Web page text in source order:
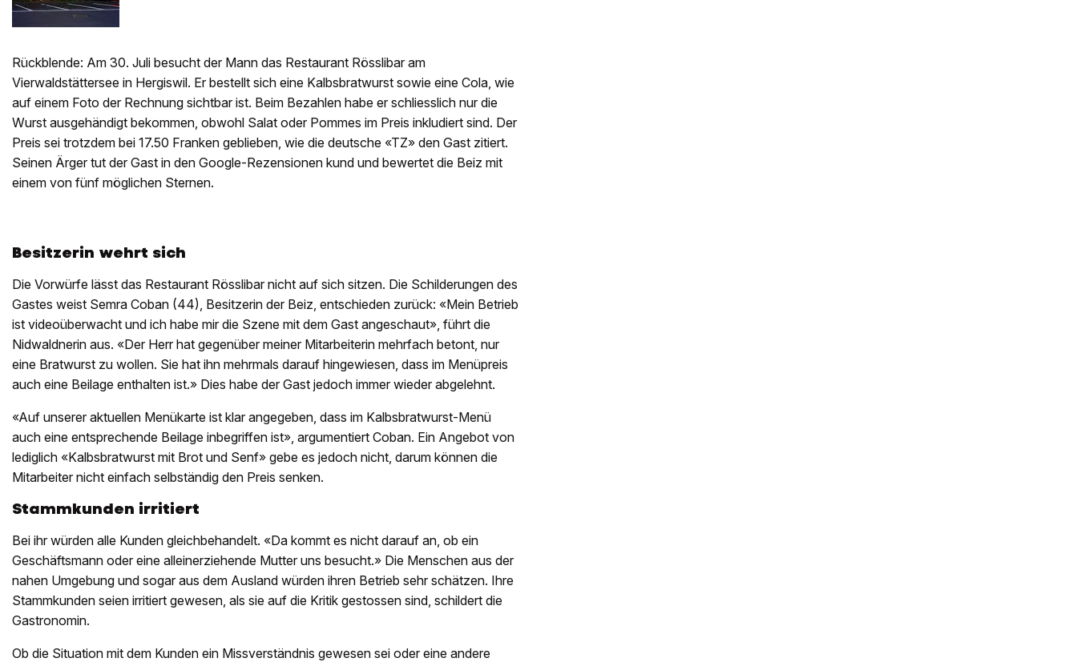
Rückblende: Am 30. Juli besucht der Mann das Restaurant Rösslibar am
Vierwaldstättersee in Hergiswil. Er bestellt sich eine Kalbsbratwurst sowie eine Cola, wie
auf einem Foto der Rechnung sichtbar ist. Beim Bezahlen habe er schliesslich nur die
Wurst ausgehändigt bekommen, obwohl Salat oder Pommes im Preis inkludiert sind. Der
Preis sei trotzdem bei 17.50 Franken geblieben, wie die deutsche «TZ» den Gast zitiert.
Seinen Ärger tut der Gast in den Google-Rezensionen kund und bewertet die Beiz mit
einem von fünf möglichen Sternen.
Besitzerin wehrt sich
Die Vorwürfe lässt das Restaurant Rösslibar nicht auf sich sitzen. Die Schilderungen des
Gastes weist Semra Coban (44), Besitzerin der Beiz, entschieden zurück: «Mein Betrieb
ist videoüberwacht und ich habe mir die Szene mit dem Gast angeschaut», führt die
Nidwaldnerin aus. «Der Herr hat gegenüber meiner Mitarbeiterin mehrfach betont, nur
eine Bratwurst zu wollen. Sie hat ihn mehrmals darauf hingewiesen, dass im Menüpreis
auch eine Beilage enthalten ist.» Dies habe der Gast jedoch immer wieder abgelehnt.
«Auf unserer aktuellen Menükarte ist klar angegeben, dass im Kalbsbratwurst-Menü
auch eine entsprechende Beilage inbegriffen ist», argumentiert Coban. Ein Angebot von
lediglich «Kalbsbratwurst mit Brot und Senf» gebe es jedoch nicht, darum können die
Mitarbeiter nicht einfach selbständig den Preis senken.
Stammkunden irritiert
Bei ihr würden alle Kunden gleichbehandelt. «Da kommt es nicht darauf an, ob ein
Geschäftsmann oder eine alleinerziehende Mutter uns besucht.» Die Menschen aus der
nahen Umgebung und sogar aus dem Ausland würden ihren Betrieb sehr schätzen. Ihre
Stammkunden seien irritiert gewesen, als sie auf die Kritik gestossen sind, schildert die
Gastronomin.
Ob die Situation mit dem Kunden ein Missverständnis gewesen sei oder eine andere